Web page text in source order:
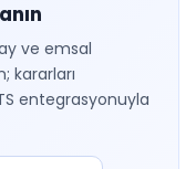
ve emsal
kararları
entegrasyonuyla